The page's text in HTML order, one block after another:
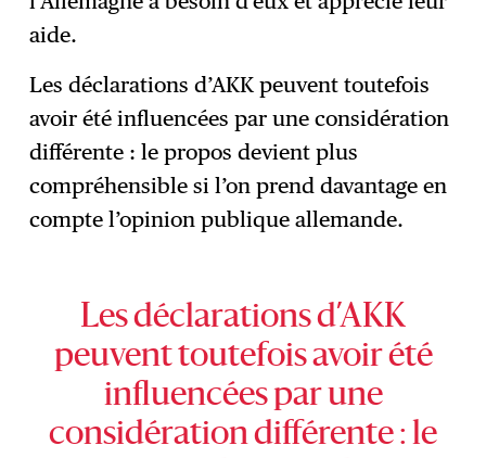
aide.
Les déclarations d’AKK peuvent toutefois
avoir été influencées par une considération
différente : le propos devient plus
compréhensible si l’on prend davantage en
compte l’opinion publique allemande.
Les déclarations d’AKK
peuvent toutefois avoir été
influencées par une
considération différente : le